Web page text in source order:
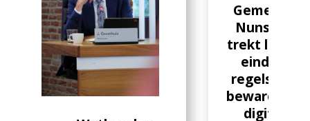
Gemeente
Nunspeet
trekt lessen:
eindelijk
regels voor
bewaren van
digitale